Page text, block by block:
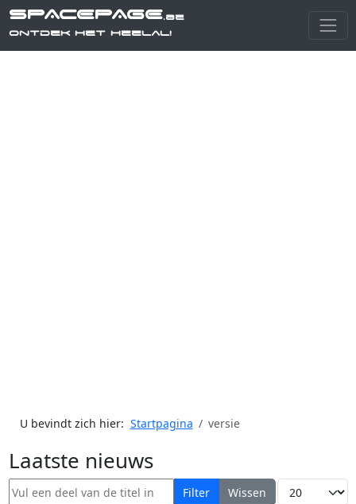
SPACEPAGE.be
Ontdek het heelal!
U bevindt zich hier: Startpagina versie
Laatste nieuws
Vul een deel van de titel in Filter Wissen Toon #